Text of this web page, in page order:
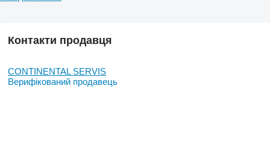
Контакти продавця
CONTINENTAL SERVIS
Верифікований продавець